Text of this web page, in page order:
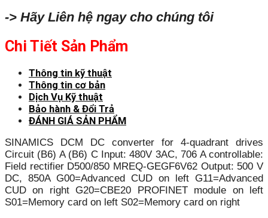
-> Hãy Liên hệ ngay cho chúng tôi
Chi Tiết Sản Phẩm
Thông tin kỹ thuật
Thông tin cơ bản
Dịch Vụ Kỹ thuật
Bảo hành & Đổi Trả
ĐÁNH GIÁ SẢN PHẨM
SINAMICS DCM DC converter for 4-quadrant drives
Circuit (B6) A (B6) C Input: 480V 3AC, 706 A controllable:
Field rectifier D500/850 MREQ-GEGF6V62 Output: 500 V
DC, 850A G00=Advanced CUD on left G11=Advanced
CUD on right G20=CBE20 PROFINET module on left
S01=Memory card on left S02=Memory card on right